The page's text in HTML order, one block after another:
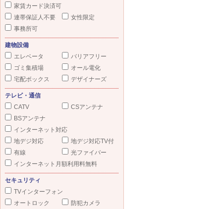
家賃カード決済可
連帯保証人不要
女性限定
事務所可
建物設備
エレベータ
バリアフリー
ゴミ集積場
オール電化
宅配ボックス
デザイナーズ
テレビ・通信
CATV
CSアンテナ
BSアンテナ
インターネット対応
地デジ対応
地デジ対応TV付
有線
光ファイバー
インターネット月額利用料無料
セキュリティ
TVインターフォン
オートロック
防犯カメラ